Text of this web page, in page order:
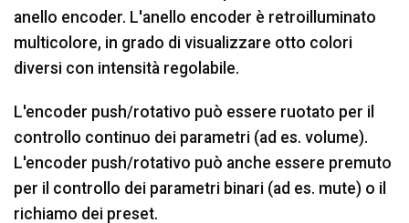
anello encoder. L'anello encoder è retroilluminato
multicolore, in grado di visualizzare otto colori
diversi con intensità regolabile.
L'encoder push/rotativo può essere ruotato per il
controllo continuo dei parametri (ad es. volume).
L'encoder push/rotativo può anche essere premuto
per il controllo dei parametri binari (ad es. mute) o il
richiamo dei preset.